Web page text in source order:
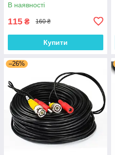
В наявності
115 ₴ 160 ₴
Купити
–26%